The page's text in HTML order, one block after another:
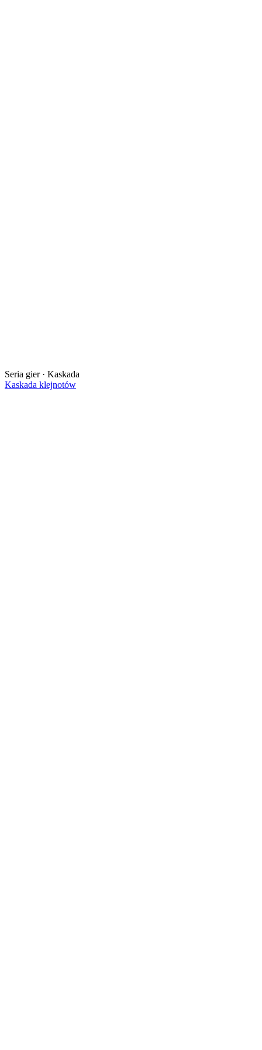
Seria gier · Kaskada
Kaskada klejnotów